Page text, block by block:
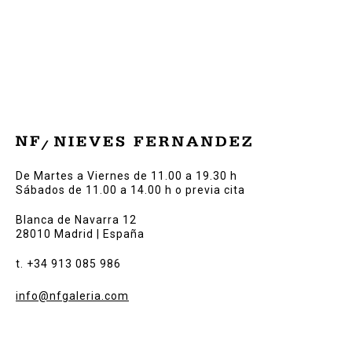
De Martes a Viernes de 11.00 a 19.30 h
Sábados de 11.00 a 14.00 h o previa cita
Blanca de Navarra 12
28010 Madrid | España
t. +34 913 085 986
info@nfgaleria.com